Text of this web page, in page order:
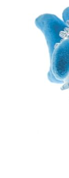
Prijavi se